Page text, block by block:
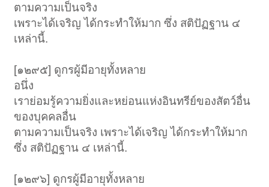
ตามความเป็นจริง
เพราะได้เจริญ ได้กระทำให้มาก ซึ่ง สติปัฏฐาน ๔
เหล่านี้.
[๑๒๙๕] ดูกรผู้มีอายุทั้งหลาย
อนึ่ง
เราย่อมรู้ความยิ่งและหย่อนแห่งอินทรีย์ของสัตว์อื่น
ของบุคคลอื่น
ตามความเป็นจริง เพราะได้เจริญ ได้กระทำให้มาก
ซึ่ง สติปัฏฐาน ๔ เหล่านี้.
[๑๒๙๖] ดูกรผู้มีอายุทั้งหลาย